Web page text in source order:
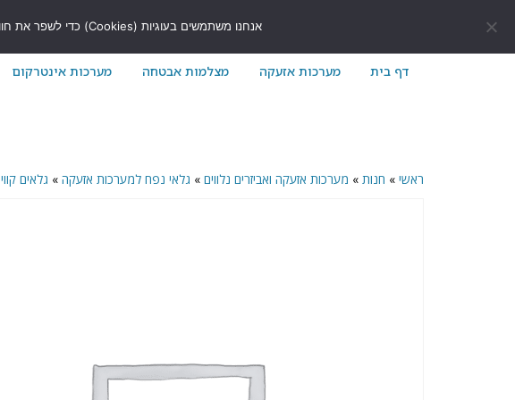
7411171@gmail.com
דף בית מערכות אזעקה מצלמות אבטחה מערכות אינטרקום
ראשי » חנות » מערכות אזעקה ואביזרים נלווים » גלאי נפח למערכות אזעקה » גלאים
אנחנו משתמשים בעוגיות (Cookies) כדי לשפר את חוויית הגלישה שלך באתר ולוודא שהכל עובד בצורה חלקה.